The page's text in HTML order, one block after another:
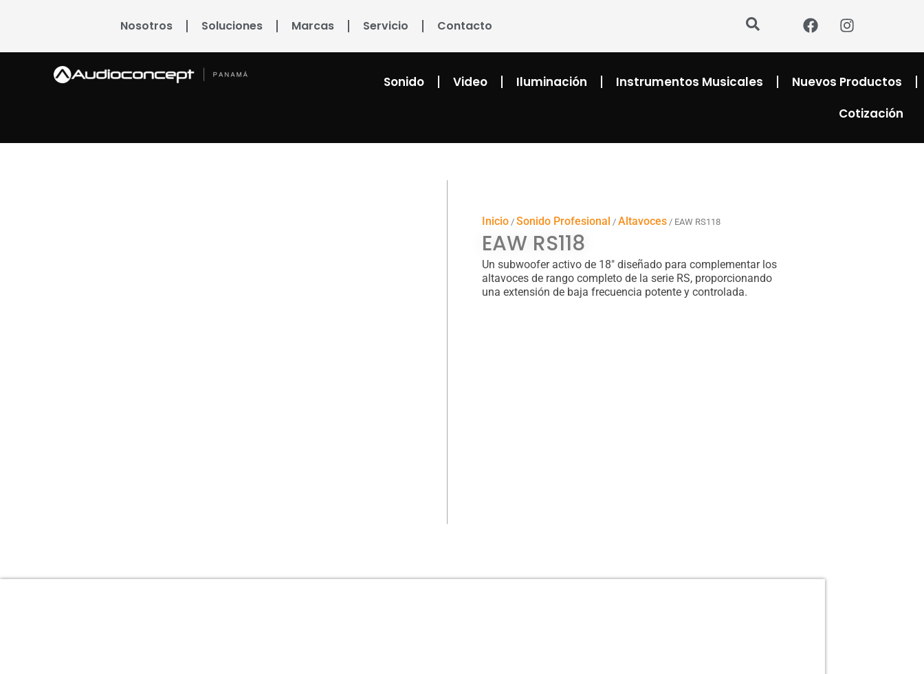
Nosotros Soluciones Marcas Servicio Contacto
F
a
b
I
n
a
r
a
Sonido Video Iluminación Instrumentos Musicales
Nuevos Productos
Cotización
Inicio/ Sonido Profesional / Altavoces/ EAW RS118
EAW RS118
Un subwoofer activo de 18″ diseñado para complementar los
altavoces de rango completo de la serie RS, proporcionando
una extensión de baja frecuencia potente y controlada.